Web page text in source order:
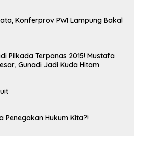
Konferprov PWI Lampung Bakal
Pilkada Terpanas 2015! Mustafa
Gunadi Jadi Kuda Hitam
Penegakan Hukum Kita?!